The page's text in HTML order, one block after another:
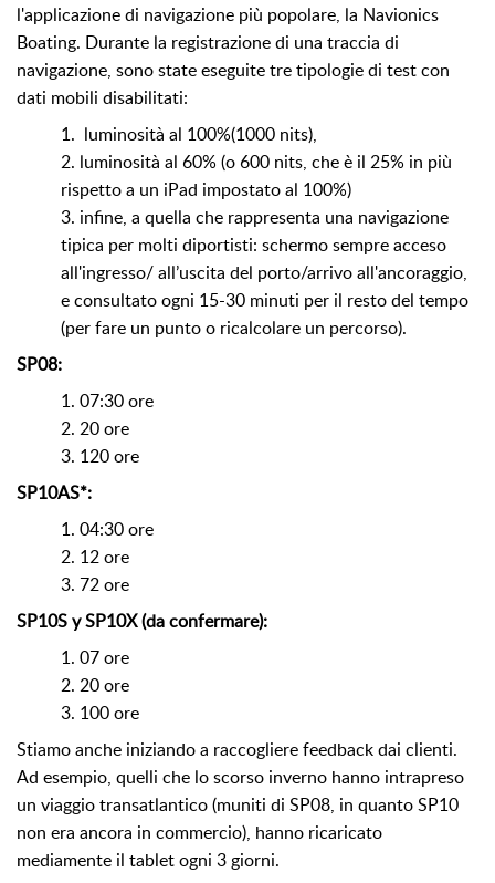
l'applicazione di navigazione più popolare, la Navionics
Boating. Durante la registrazione di una traccia di
navigazione, sono state eseguite tre tipologie di test con
dati mobili disabilitati:
1. luminosità al 100%(1000 nits),
2. luminosità al 60% (o 600 nits, che è il 25% in più
rispetto a un iPad impostato al 100%)
3. infine, a quella che rappresenta una navigazione
tipica per molti diportisti: schermo sempre acceso
all'ingresso/ all’uscita del porto/arrivo all'ancoraggio,
e consultato ogni 15-30 minuti per il resto del tempo
(per fare un punto o ricalcolare un percorso).
SP08:
1. 07:30 ore
2. 20 ore
3. 120 ore
SP10AS*:
1. 04:30 ore
2. 12 ore
3. 72 ore
SP10S y SP10X (da confermare):
1. 07 ore
2. 20 ore
3. 100 ore
Stiamo anche iniziando a raccogliere feedback dai clienti.
Ad esempio, quelli che lo scorso inverno hanno intrapreso
un viaggio transatlantico (muniti di SP08, in quanto SP10
non era ancora in commercio), hanno ricaricato
mediamente il tablet ogni 3 giorni.